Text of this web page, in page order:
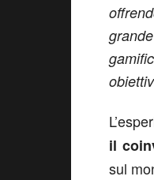
il
sul